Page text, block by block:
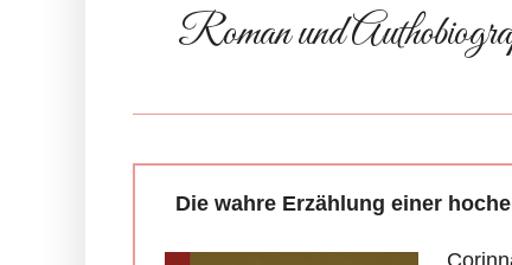
Roman und
Die wahre Erzählung einer